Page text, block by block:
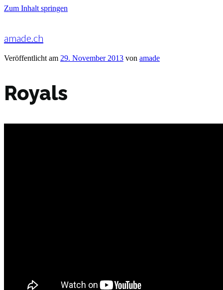
Zum Inhalt springen
amade.ch
Veröffentlicht am 29. November 2013 von amade
Royals